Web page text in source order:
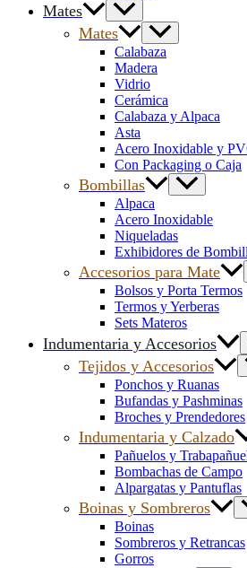
Mates
Mates
Calabaza
Madera
Vidrio
Cerámica
Calabaza y Alpaca
Asta
Acero Inoxidable y
Con Packaging o Caja
Bombillas
Alpaca
Acero Inoxidable
Niqueladas
Exhibidores de
Accesorios para Mate
Bolsos y Porta Termos
Termos y Yerberas
Sets Materos
Indumentaria y Accesorios
Tejidos y Accesorios
Ponchos y Ruanas
Bufandas y Pashminas
Broches y Prendedores
Indumentaria y Calzado
Pañuelos y
Bombachas de Campo
Alpargatas y Pantuflas
Boinas y Sombreros
Boinas
Sombreros y Retrancas
Gorros